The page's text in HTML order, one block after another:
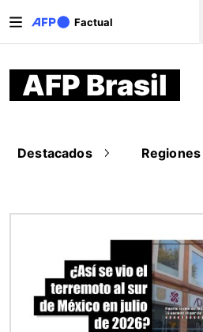
Factual
AFP Brasil
Destacados Regiones